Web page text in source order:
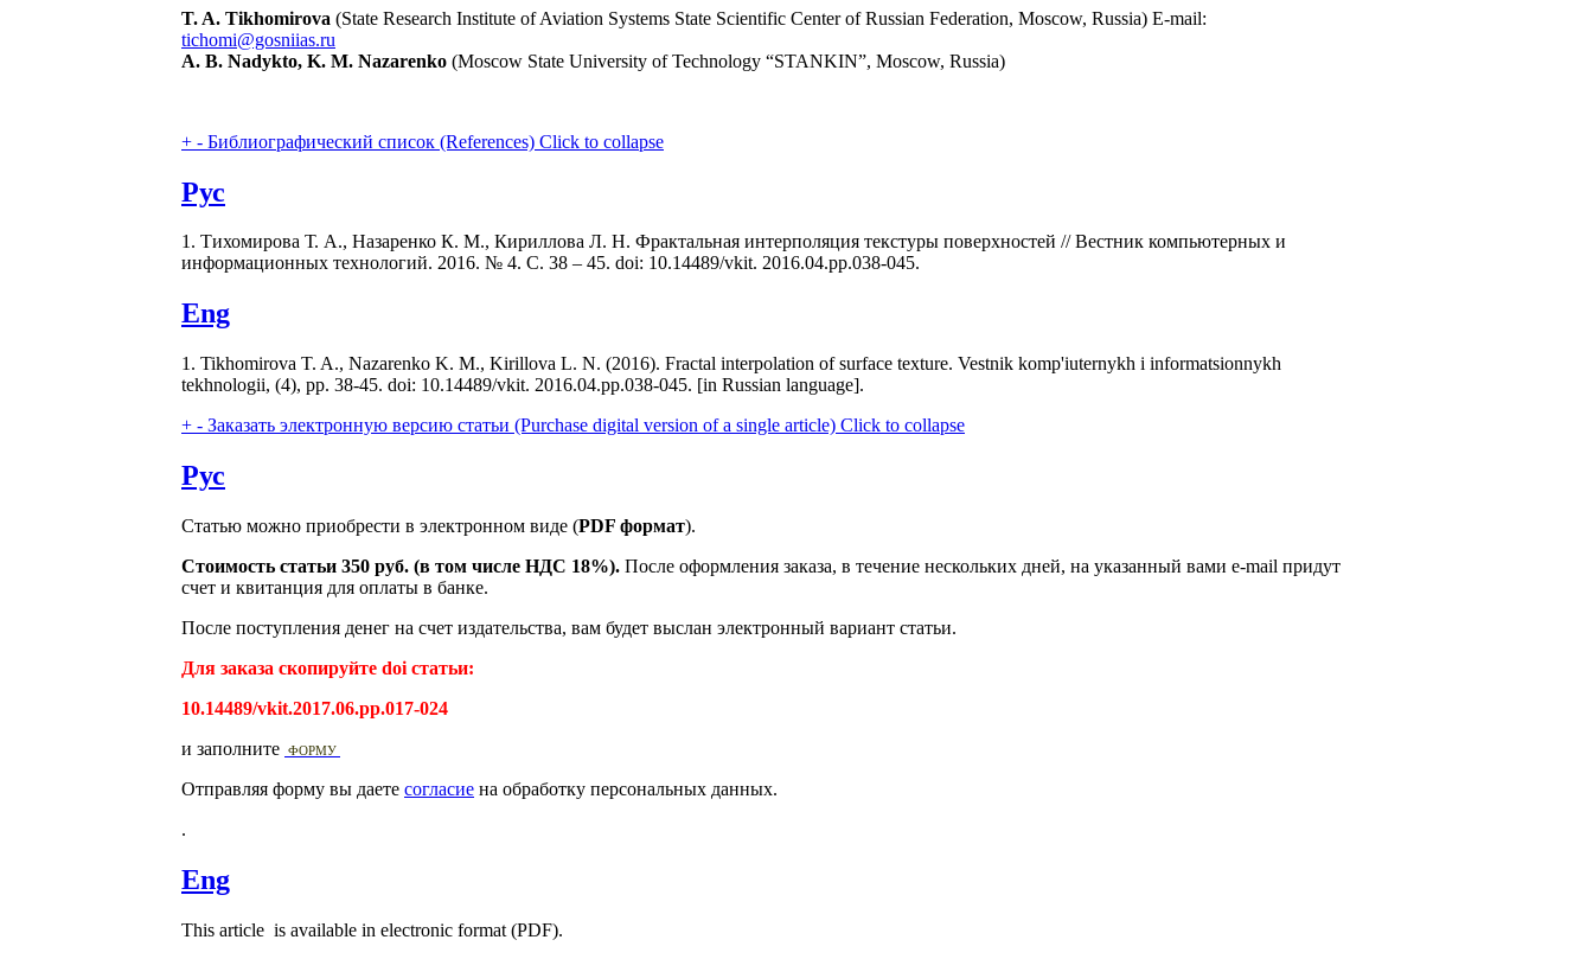
T. A. Tikhomirova (State Research Institute of Aviation Systems State Scientific Center of Russian Federation, Moscow, Russia) E-mail:
tichomi@gosniias.ru
A. B. Nadykto, K. M. Nazarenko (Moscow State University of Technology “STANKIN”, Moscow, Russia)
+ - Библиографический список (References) Click to collapse
Рус
1. Тихомирова Т. А., Назаренко К. М., Кириллова Л. Н. Фрактальная интерполяция текстуры поверхностей // Вестник компьютерных и
информационных технологий. 2016. № 4. С. 38 – 45. doi: 10.14489/vkit. 2016.04.pp.038-045.
Eng
1. Tikhomirova T. A., Nazarenko K. M., Kirillova L. N. (2016). Fractal interpolation of surface texture. Vestnik komp'iuternykh i informatsionnykh
tekhnologii, (4), pp. 38-45. doi: 10.14489/vkit. 2016.04.pp.038-045. [in Russian language].
+ - Заказать электронную версию статьи (Purchase digital version of a single article) Click to collapse
Рус
Статью можно приобрести в электронном виде (PDF формат).
Стоимость статьи 350 руб. (в том числе НДС 18%). После оформления заказа, в течение нескольких дней, на указанный вами e-mail придут
счет и квитанция для оплаты в банке.
После поступления денег на счет издательства, вам будет выслан электронный вариант статьи.
Для заказа скопируйте doi статьи:
10.14489/vkit.2017.06.pp.017-024
и заполните ФОРМУ
Отправляя форму вы даете согласие на обработку персональных данных.
.
Eng
This article is available in electronic format (PDF).